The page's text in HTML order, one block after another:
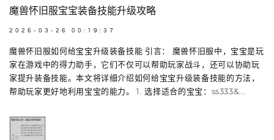
魔兽怀旧服宝宝装备技能升级攻略
2026-03-26 00:19:37
魔兽怀旧服如何给宝宝升级装备技能 引言： 魔兽怀旧服中，宝宝是玩
家在游戏中的得力助手，它们不仅可以帮助玩家战斗，还可以协助玩
家提升装备技能。本文将详细介绍如何给宝宝升级装备技能的方法，
帮助玩家更好地利用宝宝的能力。 1. 选择适合的宝宝：ss333&...